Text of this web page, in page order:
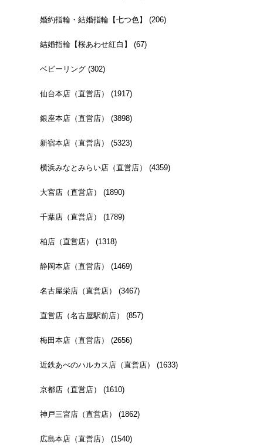
婚約指輪・結婚指輪【七つ色】 (206)
結婚指輪【桜あわせ紅白】 (67)
ベビーリング (302)
仙台本店（直営店） (1917)
銀座本店（直営店） (3898)
新宿本店（直営店） (5323)
横浜みなとみらい店（直営店） (4359)
大宮店（直営店） (1890)
千葉店（直営店） (1789)
柏店（直営店） (1318)
静岡本店（直営店） (1469)
名古屋栄店（直営店） (3467)
直営店（名古屋駅前店） (857)
梅田本店（直営店） (2656)
近鉄あべのハルカス店（直営店） (1633)
京都店（直営店） (1610)
神戸三宮店（直営店） (1862)
広島本店（直営店） (1540)